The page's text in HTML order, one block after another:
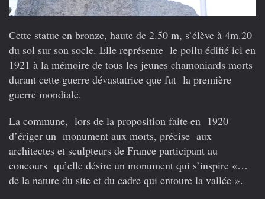
Cette statue en bronze, haute de 2.50 m, s’élève à 4m.20
du sol sur son socle. Elle représente le poilu édifié ici en
1921 à la mémoire de tous les jeunes chamoniards morts
durant cette guerre dévastatrice que fut la première
guerre mondiale.
La commune, lors de la proposition faite en 1920
d’ériger un monument aux morts, précise aux
architectes et sculpteurs de France participant au
concours qu’elle désire un monument qui s’inspire «…
de la nature du site et du cadre qui entoure la vallée ».